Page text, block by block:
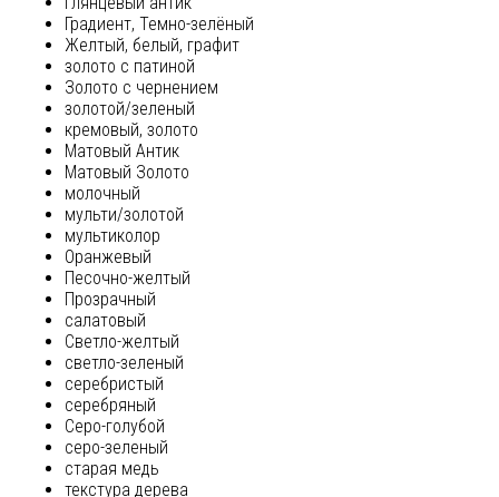
Градиент, Темно-зелёный
Желтый, белый, графит
золото с патиной
Золото с чернением
золотой/зеленый
кремовый, золото
Матовый Антик
Матовый Золото
молочный
мульти/золотой
мультиколор
Оранжевый
Песочно-желтый
Прозрачный
салатовый
Светло-желтый
светло-зеленый
серебристый
серебряный
Серо-голубой
серо-зеленый
старая медь
текстура дерева